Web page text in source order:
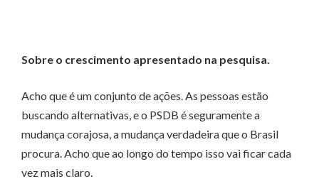
Sobre o crescimento apresentado na pesquisa.
Acho que é um conjunto de ações. As pessoas estão
buscando alternativas, e o PSDB é seguramente a
mudança corajosa, a mudança verdadeira que o Brasil
procura. Acho que ao longo do tempo isso vai ficar cada
vez mais claro.